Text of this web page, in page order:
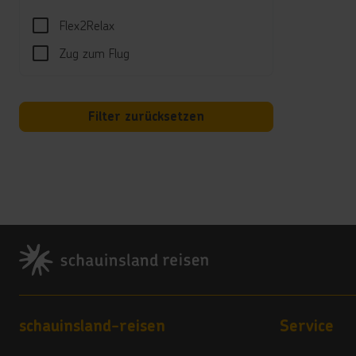
Flex2Relax
Zug zum Flug
Filter zurücksetzen
360º
Footer
Footer navigation
schauinsland-reisen Service